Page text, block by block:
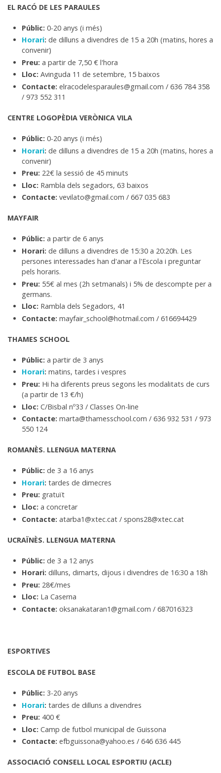
EL RACÓ DE LES PARAULES
Públic: 0-20 anys (i més)
Horari: de dilluns a divendres de 15 a 20h (matins, hores a
convenir)
Preu: a partir de 7,50 € l'hora
Lloc: Avinguda 11 de setembre, 15 baixos
Contacte: elracodelesparaules@gmail.com / 636 784 358
/ 973 552 311
CENTRE LOGOPÈDIA VERÒNICA VILA
Públic: 0-20 anys (i més)
Horari: de dilluns a divendres de 15 a 20h (matins, hores a
convenir)
Preu: 22€ la sessió de 45 minuts
Lloc: Rambla dels segadors, 63 baixos
Contacte: vevilato@gmail.com / 667 035 683
MAYFAIR
Públic: a partir de 6 anys
Horari: de dilluns a divendres de 15:30 a 20:20h. Les
persones interessades han d'anar a l'Escola i preguntar
pels horaris.
Preu: 55€ al mes (2h setmanals) i 5% de descompte per a
germans.
Lloc: Rambla dels Segadors, 41
Contacte: mayfair_school@hotmail.com / 616694429
THAMES SCHOOL
Públic: a partir de 3 anys
Horari: matins, tardes i vespres
Preu: Hi ha diferents preus segons les modalitats de curs
(a partir de 13 €/h)
Lloc: C/Bisbal nº33 / Classes On-line
Contacte: marta@thamesschool.com / 636 932 531 / 973
550 124
ROMANÈS. LLENGUA MATERNA
Públic: de 3 a 16 anys
Horari: tardes de dimecres
Preu: gratuït
Lloc: a concretar
Contacte: atarba1@xtec.cat / spons28@xtec.cat
UCRAÏNÈS. LLENGUA MATERNA
Públic: de 3 a 12 anys
Horari: dilluns, dimarts, dijous i divendres de 16:30 a 18h
Preu: 28€/mes
Lloc: La Caserna
Contacte: oksanakataran1@gmail.com / 687016323
ESPORTIVES
ESCOLA DE FUTBOL BASE
Públic: 3-20 anys
Horari: tardes de dilluns a divendres
Preu: 400 €
Lloc: Camp de futbol municipal de Guissona
Contacte: efbguissona@yahoo.es / 646 636 445
ASSOCIACIÓ CONSELL LOCAL ESPORTIU (ACLE)